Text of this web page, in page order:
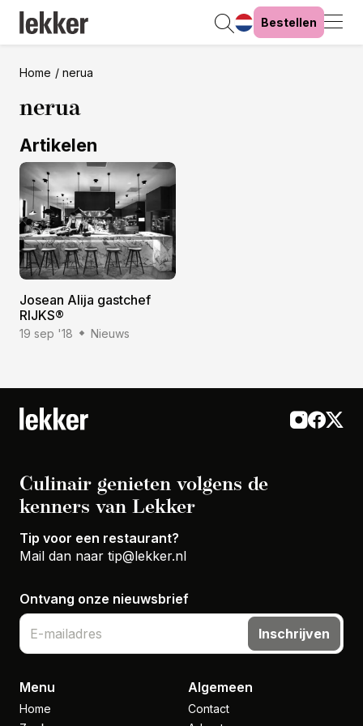
Bestellen
Home nerua
nerua
Artikelen
Josean Alija gastchef
RIJKS®
19 sep '18 Nieuws
Culinair genieten volgens de
kenners van Lekker
Tip voor een restaurant?
Mail dan naar tip@lekker.nl
Ontvang onze nieuwsbrief
Inschrijven
Menu
Home
Algemeen
Contact